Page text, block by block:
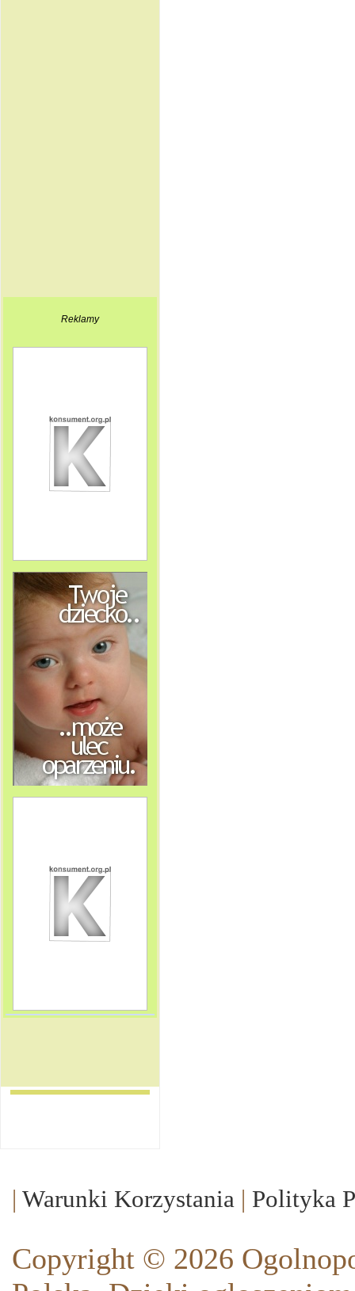
Reklamy
| Warunki Korzystania | Polityka
Copyright © 2026